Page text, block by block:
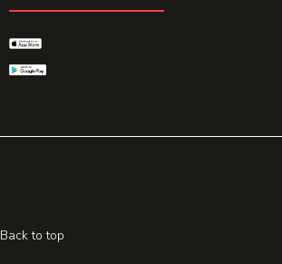
Back to top